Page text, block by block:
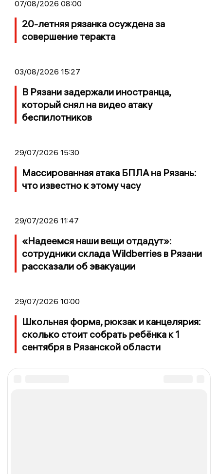
07/08/2026 08:00
20-летняя рязанка осуждена за
совершение теракта
03/08/2026 15:27
В Рязани задержали иностранца,
который снял на видео атаку
беспилотников
29/07/2026 15:30
Массированная атака БПЛА на Рязань:
что известно к этому часу
29/07/2026 11:47
«Надеемся наши вещи отдадут»:
сотрудники склада Wildberries в Рязани
рассказали об эвакуации
29/07/2026 10:00
Школьная форма, рюкзак и канцелярия:
сколько стоит собрать ребёнка к 1
сентября в Рязанской области